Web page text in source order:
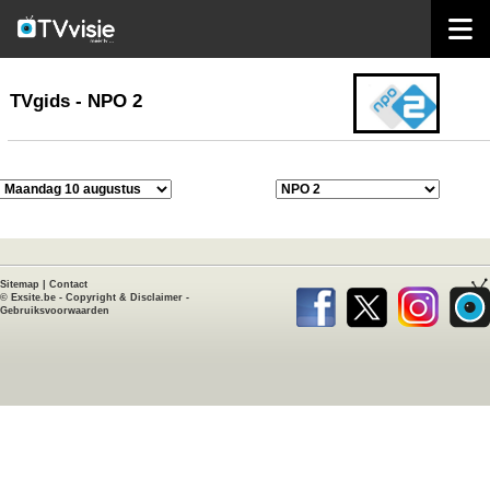
TVgids
TVgids - NPO 2
Sitemap
Contact
© Exsite.be - Copyright & Disclaimer -
Gebruiksvoorwaarden